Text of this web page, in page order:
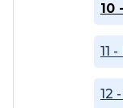
10
11
12